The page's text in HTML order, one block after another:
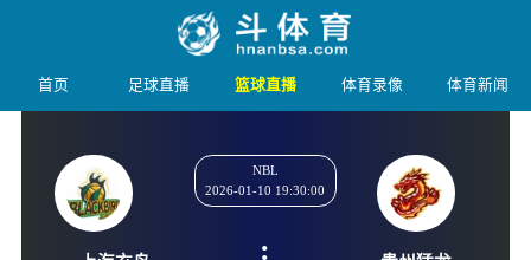
首页 足球直播 篮球直播 体育录像 体育新闻
NBL
2026-01-10 19:30:00